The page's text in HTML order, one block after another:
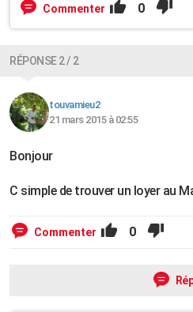
Commenter 0
RÉPONSE 2 / 2
touvamieu2
21 mars 2015 à 02:55
Bonjour
C simple de trouver un loyer au
Commenter 0